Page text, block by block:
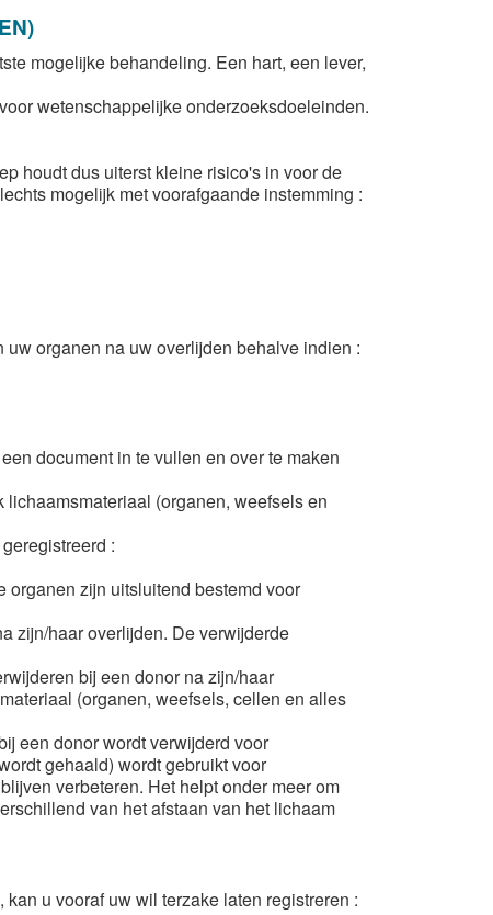
mogelijke behandeling. Een hart, een lever,
wetenschappelijke onderzoeksdoeleinden.
houdt dus uiterst kleine risico's in voor de
mogelijk met voorafgaande instemming :
organen na uw overlijden behalve indien :
document in te vullen en over te maken
(organen, weefsels en
:
organen zijn uitsluitend bestemd voor
zijn/haar overlijden. De verwijderde
bij een donor na zijn/haar
(organen, weefsels, cellen en alles
een donor wordt verwijderd voor
gehaald) wordt gebruikt voor
verbeteren. Het helpt onder meer om
van het afstaan van het lichaam
u vooraf uw wil terzake laten registreren :